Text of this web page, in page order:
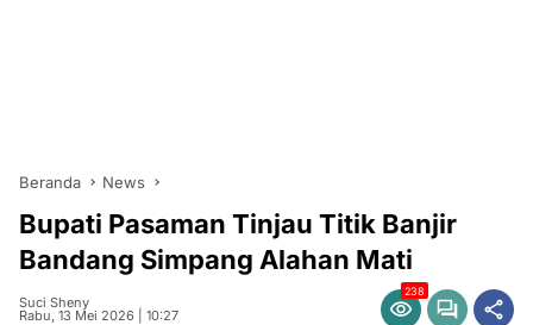
Beranda News
Bupati Pasaman Tinjau Titik Banjir
Bandang Simpang Alahan Mati
Suci Sheny
Rabu, 13 Mei 2026 | 10:27
238